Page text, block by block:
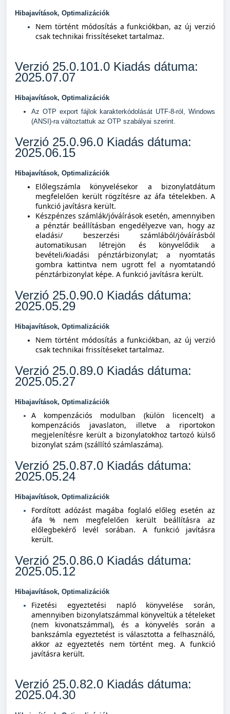
Hibajavítások, Optimalizációk
Nem történt módosítás a funkciókban, az új verzió
csak technikai frissítéseket tartalmaz.
Verzió 25.0.101.0 Kiadás dátuma:
2025.07.07
Hibajavítások, Optimalizációk
Az OTP export fájlok karakterkódolását UTF-8-ról, Windows
(ANSI)-ra változtattuk az OTP szabályai szerint.
Verzió 25.0.96.0 Kiadás dátuma:
2025.06.15
Hibajavítások, Optimalizációk
Előlegszámla könyvelésekor a bizonylatdátum
megfelelően került rögzítésre az áfa tételekben. A
funkció javításra került.
Készpénzes számlák/jóváírások esetén, amennyiben
a pénztár beállításban engedélyezve van, hogy az
eladási/ beszerzési számlából/jóváírásból
automatikusan létrejön és könyvelődik a
bevételi/kiadási pénztárbizonylat; a nyomtatás
gombra kattintva nem ugrott fel a nyomtatandó
pénztárbizonylat képe. A funkció javításra került.
Verzió 25.0.90.0 Kiadás dátuma:
2025.05.29
Hibajavítások, Optimalizációk
Nem történt módosítás a funkciókban, az új verzió
csak technikai frissítéseket tartalmaz.
Verzió 25.0.89.0 Kiadás dátuma:
2025.05.27
Hibajavítások, Optimalizációk
A kompenzációs modulban (külön licencelt) a
kompenzációs javaslaton, illetve a riportokon
megjelenítésre került a bizonylatokhoz tartozó külső
bizonylat szám (szállító számlaszáma).
Verzió 25.0.87.0 Kiadás dátuma:
2025.05.24
Hibajavítások, Optimalizációk
Fordított adózást magába foglaló előleg esetén az
áfa % nem megfelelően került beállításra az
előlegbekérő levél sorában. A funkció javításra
került.
Verzió 25.0.86.0 Kiadás dátuma:
2025.05.12
Hibajavítások, Optimalizációk
Fizetési egyeztetési napló könyvelése során,
amennyiben bizonylatszámmal könyveltük a tételeket
(nem kivonatszámmal), és a könyvelés során a
bankszámla egyeztetést is választotta a felhasználó,
akkor az egyeztetés nem történt meg. A funkció
javításra került.
Verzió 25.0.82.0 Kiadás dátuma:
2025.04.30